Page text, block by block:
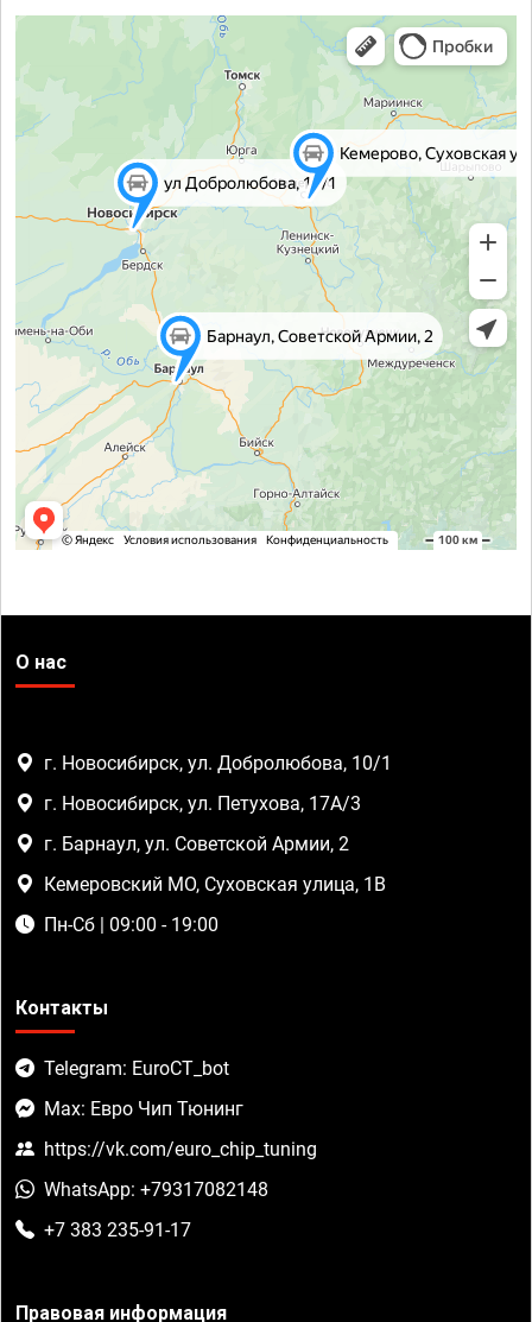
О нас
г. Новосибирск, ул. Добролюбова, 10/1
г. Новосибирск, ул. Петухова, 17А/3
г. Барнаул, ул. Советской Армии, 2
Кемеровский МО, Суховская улица, 1В
Пн-Сб | 09:00 - 19:00
Контакты
Telegram: EuroCT_bot
Max: Евро Чип Тюнинг
https://vk.com/euro_chip_tuning
WhatsApp: +79317082148
+7 383 235-91-17
Правовая информация